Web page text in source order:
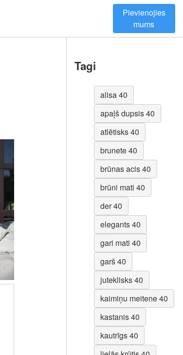
Pievienojies
mums
Tagi
alisa 40
apaļš dupsis 40
atlētisks 40
brunete 40
brūnas acis 40
brūni mati 40
der 40
elegants 40
gari mati 40
garš 40
juteklisks 40
kaimiņu meitene 40
kastanis 40
kautrīgs 40